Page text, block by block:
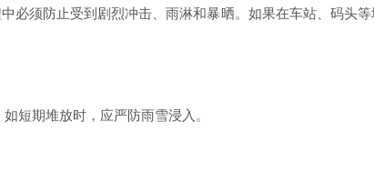
必须防止受到剧烈冲击、雨淋和暴晒。如果在车站、码头
短期堆放时，应严防雨雪浸入。